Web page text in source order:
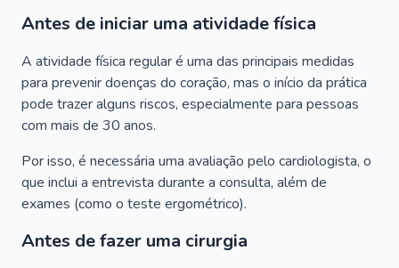
Antes de iniciar uma atividade física
A atividade física regular é uma das principais medidas
para prevenir doenças do coração, mas o início da prática
pode trazer alguns riscos, especialmente para pessoas
com mais de 30 anos.
Por isso, é necessária uma avaliação pelo cardiologista, o
que inclui a entrevista durante a consulta, além de
exames (como o teste ergométrico).
Antes de fazer uma cirurgia